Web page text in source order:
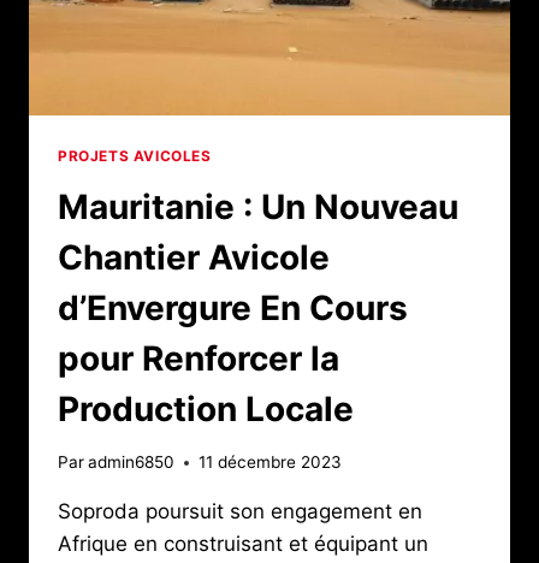
MAURITANIE
PROJETS AVICOLES
Mauritanie : Un Nouveau
Chantier Avicole
d’Envergure En Cours
pour Renforcer la
Production Locale
Paradmin6850 11 décembre 2023
Soproda poursuit son engagement en
Afrique en construisant et équipant un